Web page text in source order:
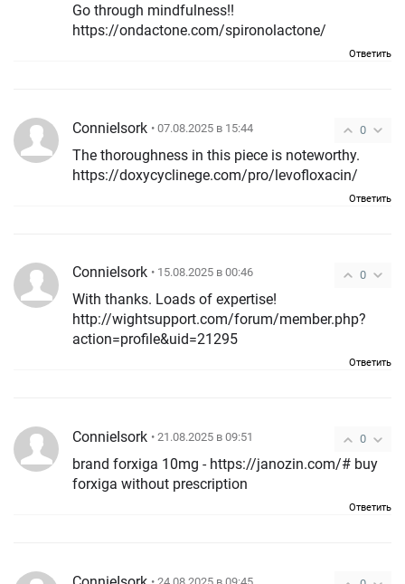
Go through mindfulness!!
https://ondactone.com/spironolactone/
Ответить
0
ConnieIsork • 07.08.2025 в 15:44
The thoroughness in this piece is noteworthy.
https://doxycyclinege.com/pro/levofloxacin/
Ответить
0
ConnieIsork • 15.08.2025 в 00:46
With thanks. Loads of expertise!
http://wightsupport.com/forum/member.php?
action=profile&uid=21295
Ответить
0
ConnieIsork • 21.08.2025 в 09:51
brand forxiga 10mg - https://janozin.com/# buy
forxiga without prescription
Ответить